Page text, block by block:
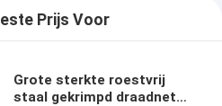
Prijs Voor
Grote sterkte roestvrij
staal gekrimpd draadnet